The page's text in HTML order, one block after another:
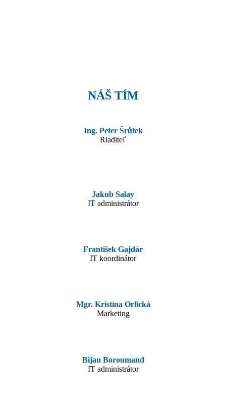
NÁŠ TÍM
Ing. Peter Šrůtek
Riaditeľ
Jakub Salay
IT administrátor
František Gajdár
IT koordinátor
Mgr. Kristína Orlická
Marketing
Bijan Boroumand
IT administrátor